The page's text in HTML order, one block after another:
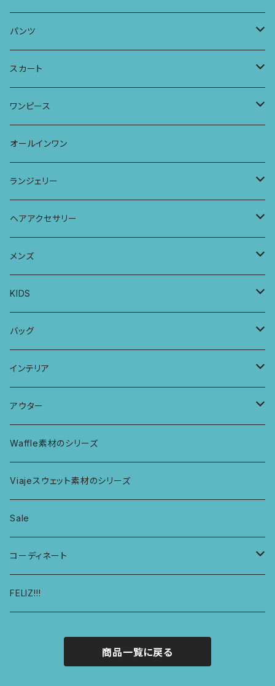
Tシャツ
パーカー
ワンピース
フレンチスリーブラウス
サーフパンツ
ドレス
ストール
タンクトップ・キャミソール
タンクトップ
キャミソール
ワイドTシャツ
チュニックTシャツ
七分袖トップス
ラグランスリーブトップス
パンツ
アラジンパンツ
ポケット付きアラジンパンツ
ワイドパンツ
ポケット付きワイドパンツ
レギンス
バブーチャ
スカート
マキシスカート
ワンピース
ワンピース
オールインワン
スリップワンピース
ビルヘンワンピース
半袖ワンピース
オールインワン
ランジェリー
ブラ
ヨガトップ
カシュクールブラ
ショーツ
プレーンショーツ
ボンバチャショーツ
総レースショーツ
レディースボクサー
ヘアアクセサリー
リボンシュシュ
シュシュ
ヘアターバン
三つ編み紐
メンズ
メンズボクサー
パンツ
トップス
KIDS
KIDS 羽根つきTシャツ
KIDS Tシャツ
KIDS ロングスリーブトップス
KIDS ラグランスリーブ長袖トップス
KIDS アラジンパンツ
KIDS ジョギングパンツ
KIDS レギンス
KIDS スウェットパーカー
バッグ
PCケース
マルシェバッグ
インテリア
カーテン
ラグ
なべつかみ
プフ
アウター
パーカー
ジャケット
Waffle素材のシリーズ
Viajeスウェット素材のシリーズ
Sale
コーディネート
コーディネート1
FELIZ!!!
商品一覧に戻る